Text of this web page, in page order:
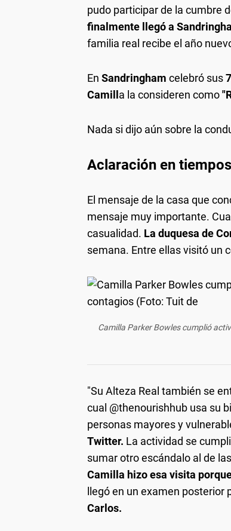
pudo participar de la cumbre
finalmente llegó a
familia real recibe el año
En Sandringham celebró sus
Camilla la consideren como
Nada si dijo aún sobre la
Aclaración en
El mensaje de la casa que
mensaje muy importante.
casualidad. La duquesa de
semana. Entre ellas visitó un
Camilla Parker Bowles cumplió
"Su Alteza Real también se
cual @thenourishhub usa su
personas mayores y
Twitter. La actividad se
sumar otro escándalo al de
Camilla hizo esa visita
llegó en un examen posterior
Carlos.